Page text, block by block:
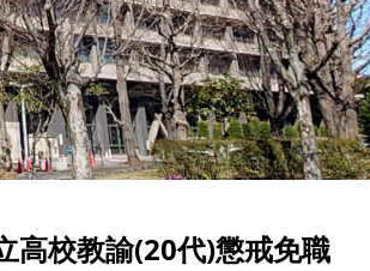
高校教諭(20代)懲戒免職